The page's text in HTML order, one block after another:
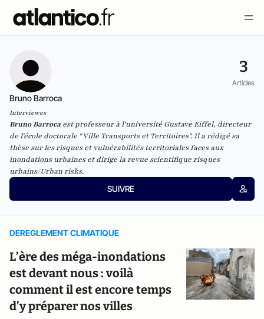
3
Articles
Bruno Barroca
Interviewes
Bruno Barroca est professeur à l'université Gustave Eiffel, directeur
de l'école doctorale "Ville Transports et Territoires". Il a rédigé sa
thèse sur les risques et vulnérabilités territoriales faces aux
inondations urbaines et dirige la revue scientifiquerisques
urbains/Urban risks.
SUIVRE
DEREGLEMENT CLIMATIQUE
L’ère des méga-inondations
est devant nous : voilà
comment il est encore temps
d’y préparer nos villes